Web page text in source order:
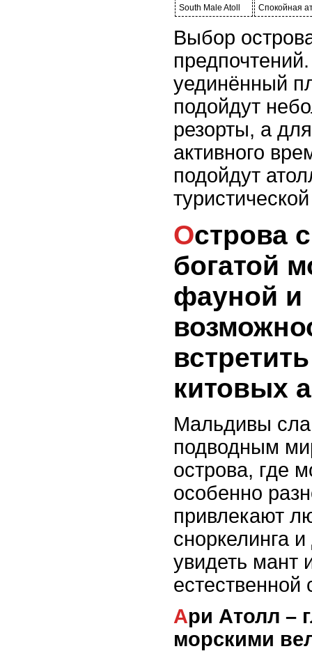
South Male Atoll Спокойная
Выбор
уединённый
подойдут
резорты, а
активного
подойдут
Острова с самой
богатой
фауной и
китовых
Мальдивы
подводным
острова, где
особенно
привлекают
сноркелинга
увидеть мант
естественной
Ари Атолл – главная встреча с
морскими